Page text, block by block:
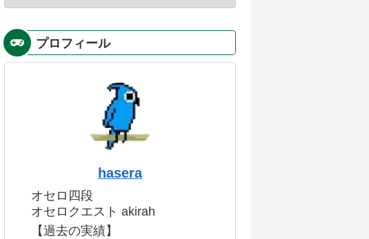
プロフィール
hasera
オセロ四段
オセロクエスト akirah
【過去の実績】